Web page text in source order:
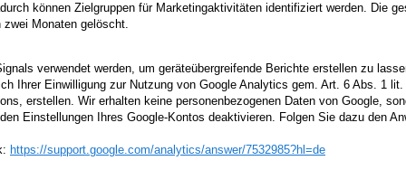
können Zielgruppen für Marketingaktivitäten identifiziert werden. Die
zwei Monaten gelöscht.
verwendet werden, um geräteübergreifende Berichte erstellen zu
Ihrer Einwilligung zur Nutzung von Google Analytics gem. Art. 6 Abs. 1
erstellen. Wir erhalten keine personenbezogenen Daten von Google,
Einstellungen Ihres Google-Kontos deaktivieren. Folgen Sie dazu den
https://support.google.com/analytics/answer/7532985?hl=de